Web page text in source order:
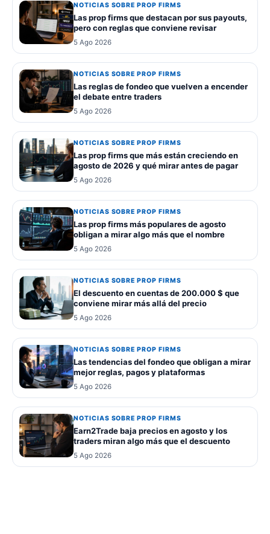
NOTICIAS SOBRE PROP FIRMS
Las prop firms que destacan por sus payouts,
pero con reglas que conviene revisar
5 Ago 2026
NOTICIAS SOBRE PROP FIRMS
Las reglas de fondeo que vuelven a encender
el debate entre traders
5 Ago 2026
NOTICIAS SOBRE PROP FIRMS
Las prop firms que más están creciendo en
agosto de 2026 y qué mirar antes de pagar
5 Ago 2026
NOTICIAS SOBRE PROP FIRMS
Las prop firms más populares de agosto
obligan a mirar algo más que el nombre
5 Ago 2026
NOTICIAS SOBRE PROP FIRMS
El descuento en cuentas de 200.000 $ que
conviene mirar más allá del precio
5 Ago 2026
NOTICIAS SOBRE PROP FIRMS
Las tendencias del fondeo que obligan a mirar
mejor reglas, pagos y plataformas
5 Ago 2026
NOTICIAS SOBRE PROP FIRMS
Earn2Trade baja precios en agosto y los
traders miran algo más que el descuento
5 Ago 2026